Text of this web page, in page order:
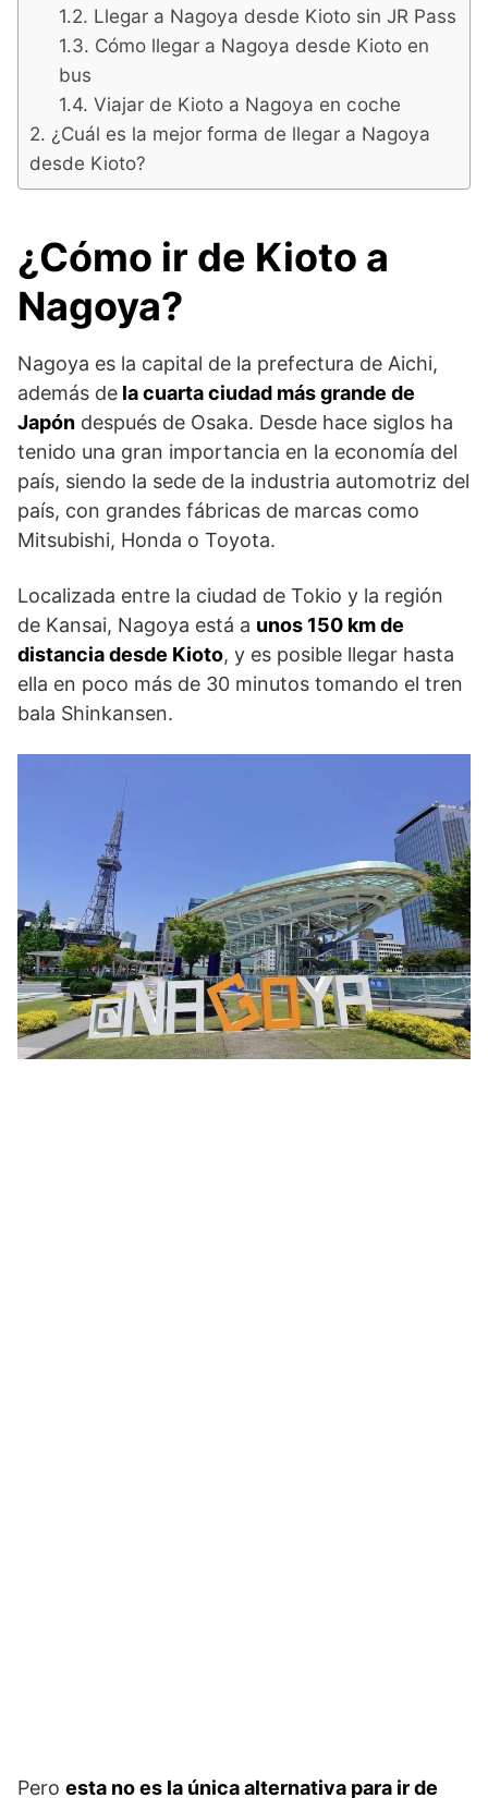
Llegar a Nagoya desde Kioto sin JR Pass
Cómo llegar a Nagoya desde Kioto en
bus
Viajar de Kioto a Nagoya en coche
¿Cuál es la mejor forma de llegar a Nagoya
desde Kioto?
¿Cómo ir de Kioto a
Nagoya?
Nagoya es la capital de la prefectura de Aichi,
además de la cuarta ciudad más grande de
Japón después de Osaka. Desde hace siglos ha
tenido una gran importancia en la economía del
país, siendo la sede de la industria automotriz del
país, con grandes fábricas de marcas como
Mitsubishi, Honda o Toyota.
Localizada entre la ciudad de Tokio y la región
de Kansai, Nagoya está a unos 150 km de
distancia desde Kioto, y es posible llegar hasta
ella en poco más de 30 minutos tomando el tren
bala Shinkansen.
Pero esta no es la única alternativa para ir de